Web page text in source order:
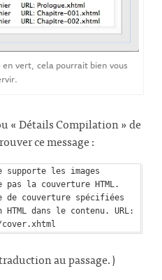
vert, cela pourrait bien vous
« Détails Compilation » de
ce message :
les images
la couverture HTML.
couverture spécifiées
dans le contenu. URL:
au passage.)